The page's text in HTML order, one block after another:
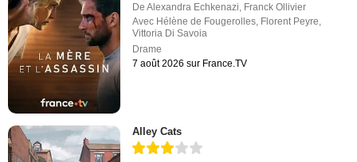
DeAlexandra Echkenazi Franck Ollivier
Avec Hélène de Fougerolles Florent Peyre
Vittoria Di Savoia
Drame
7 août 2026 sur France.TV
Alley Cats